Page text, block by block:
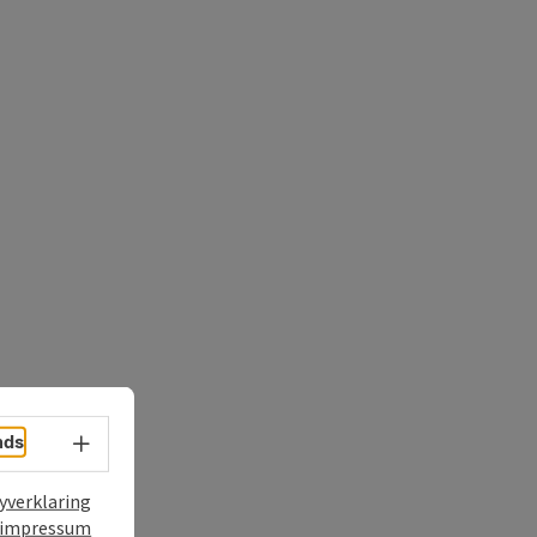
Taalkeuze - menu openen
impressum